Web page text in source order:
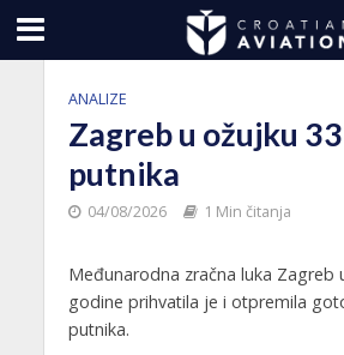
ANALIZE
Zagreb u ožujku
putnika
04/08/2026 1 Min čitanja
Međunarodna zračna luka Zagreb
godine prihvatila je i otpremila
putnika.